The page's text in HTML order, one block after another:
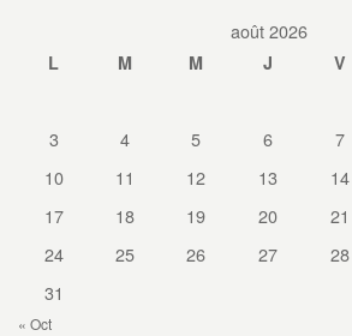
août 2026
L M M J V
3
4 5 6 7
10 11 12 13 14
17
18 19 20 21
24
25 26 27 28
31
« Oct